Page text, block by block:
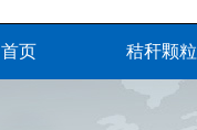
首页 秸秆颗